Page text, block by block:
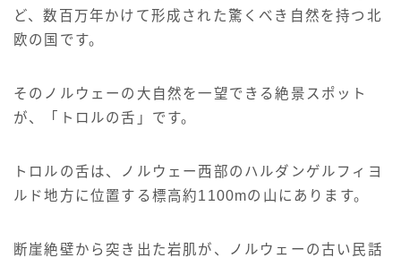
ど、数百万年かけて形成された驚くべき自然を持つ北
欧の国です。
そのノルウェーの大自然を一望できる絶景スポット
が、「トロルの舌」です。
トロルの舌は、ノルウェー西部のハルダンゲルフィヨ
ルド地方に位置する標高約1100mの山にあります。
断崖絶壁から突き出た岩肌が、ノルウェーの古い民話